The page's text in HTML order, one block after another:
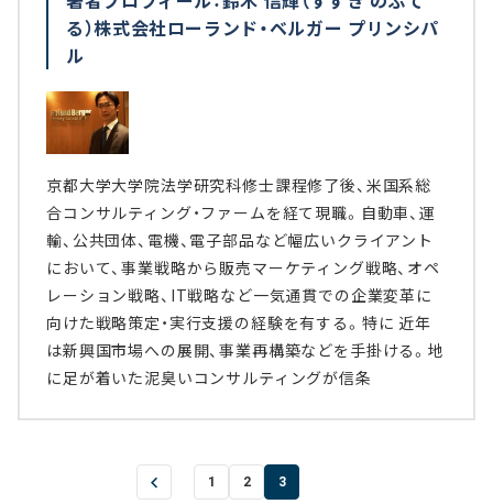
る）株式会社ローランド・ベルガー プリンシパ
ル
京都大学大学院法学研究科修士課程修了後、米国系総
合コンサルティング・ファームを経て現職。自動車、運
輸、公共団体、電機、電子部品など幅広いクライアント
において、事業戦略から販売マーケティング戦略、オペ
レーション戦略、IT戦略など一気通貫での企業変革に
向けた戦略策定・実行支援の経験を有する。特に 近年
は新興国市場への展開、事業再構築などを手掛ける。地
に足が着いた泥臭いコンサルティングが信条
1 2 3